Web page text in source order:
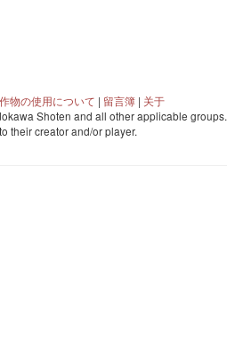
物の使用について | 留言簿 | 关于
Shoten and all other applicable groups.
their creator and/or player.